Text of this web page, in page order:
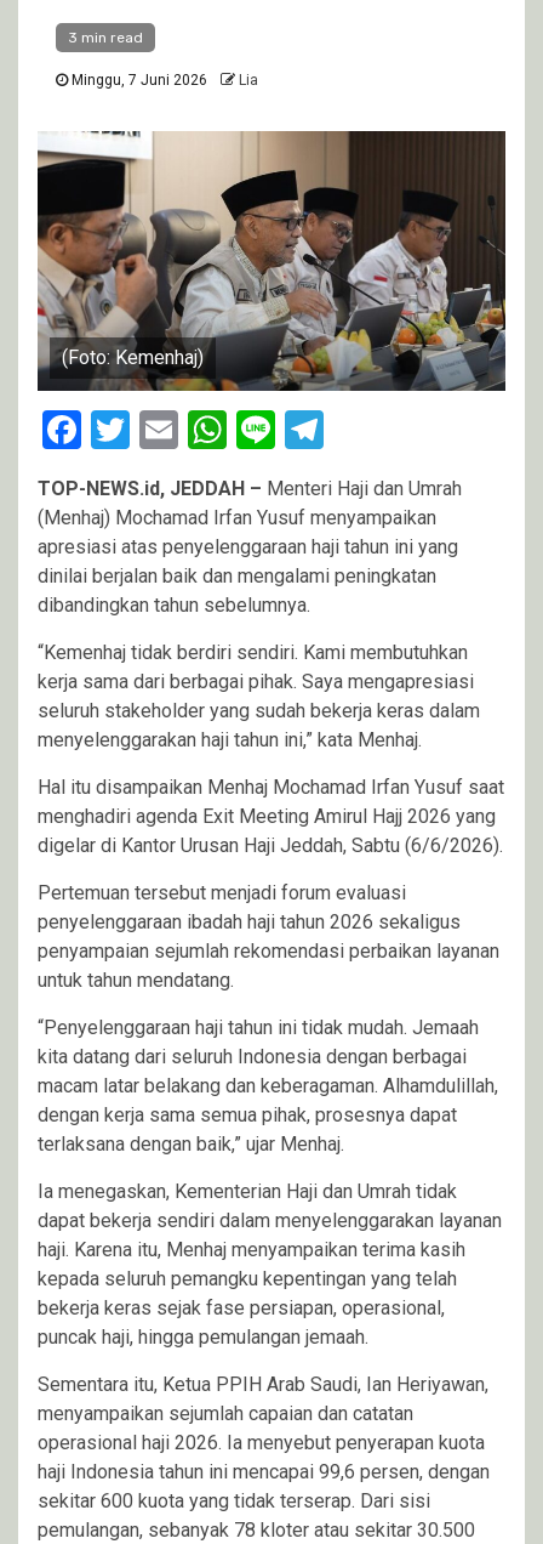
3 min read
Minggu, 7 Juni 2026 Lia
(Foto: Kemenhaj)
Facebook
Twitter
EmailWhatsApp
Line
TOP-NEWS.id, JEDDAH – Menteri Haji dan Umrah
(Menhaj) Mochamad Irfan Yusuf menyampaikan
apresiasi atas penyelenggaraan haji tahun ini yang
dinilai berjalan baik dan mengalami peningkatan
dibandingkan tahun sebelumnya.
“Kemenhaj tidak berdiri sendiri. Kami membutuhkan
kerja sama dari berbagai pihak. Saya mengapresiasi
seluruh stakeholder yang sudah bekerja keras dalam
menyelenggarakan haji tahun ini,” kata Menhaj.
Hal itu disampaikan Menhaj Mochamad Irfan Yusuf saat
menghadiri agenda Exit Meeting Amirul Hajj 2026 yang
digelar di Kantor Urusan Haji Jeddah, Sabtu (6/6/2026).
Pertemuan tersebut menjadi forum evaluasi
penyelenggaraan ibadah haji tahun 2026 sekaligus
penyampaian sejumlah rekomendasi perbaikan layanan
untuk tahun mendatang.
“Penyelenggaraan haji tahun ini tidak mudah. Jemaah
kita datang dari seluruh Indonesia dengan berbagai
macam latar belakang dan keberagaman. Alhamdulillah,
dengan kerja sama semua pihak, prosesnya dapat
terlaksana dengan baik,” ujar Menhaj.
Ia menegaskan, Kementerian Haji dan Umrah tidak
dapat bekerja sendiri dalam menyelenggarakan layanan
haji. Karena itu, Menhaj menyampaikan terima kasih
kepada seluruh pemangku kepentingan yang telah
bekerja keras sejak fase persiapan, operasional,
puncak haji, hingga pemulangan jemaah.
Sementara itu, Ketua PPIH Arab Saudi, Ian Heriyawan,
menyampaikan sejumlah capaian dan catatan
operasional haji 2026. Ia menyebut penyerapan kuota
haji Indonesia tahun ini mencapai 99,6 persen, dengan
sekitar 600 kuota yang tidak terserap. Dari sisi
pemulangan, sebanyak 78 kloter atau sekitar 30.500